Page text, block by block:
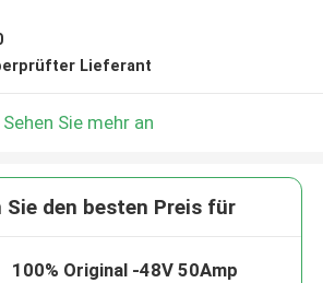
Lieferant
Sehen Sie mehr an
Sie den besten Preis für
100% Original -48V 50Amp